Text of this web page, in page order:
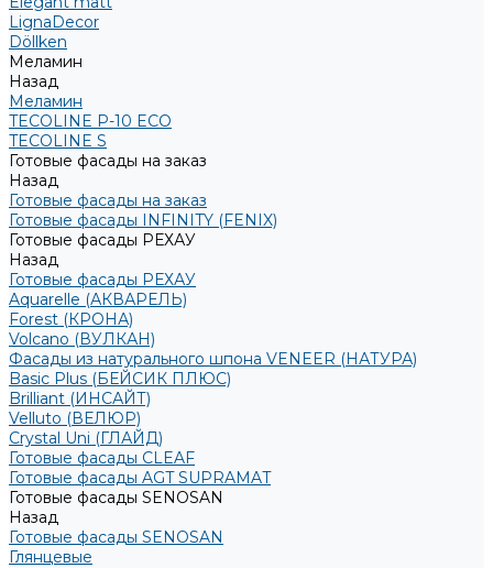
LignaDecor
Döllken
Меламин
Назад
Меламин
TECOLINE P-10 ECO
TECOLINE S
Готовые фасады на заказ
Назад
Готовые фасады на заказ
Готовые фасады INFINITY (FENIX)
Готовые фасады РЕХАУ
Назад
Готовые фасады РЕХАУ
Aquarelle (АКВАРЕЛЬ)
Forest (КРОНА)
Volcano (ВУЛКАН)
Фасады из натурального шпона VENEER (НАТУРА)
Basic Plus (БЕЙСИК ПЛЮС)
Brilliant (ИНСАЙТ)
Velluto (ВЕЛЮР)
Crystal Uni (ГЛАЙД)
Готовые фасады CLEAF
Готовые фасады AGT SUPRAMAT
Готовые фасады SENOSAN
Назад
Готовые фасады SENOSAN
Глянцевые